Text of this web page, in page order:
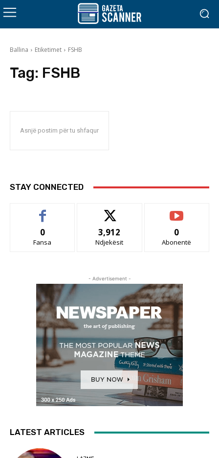
Ballina Etiketimet FSHB
Tag: FSHB
Asnjë postim për tu shfaqur
STAY CONNECTED
0
Fansa
3,912
Ndjekësit
0
Abonentë
- Advertisement -
LATEST ARTICLES